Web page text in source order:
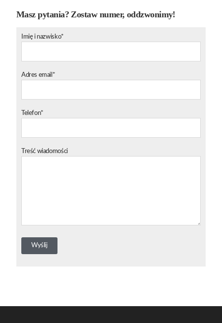
Masz pytania? Zostaw numer, oddzwonimy!
Imię i nazwisko*
Adres email*
Telefon*
Treść wiadomości